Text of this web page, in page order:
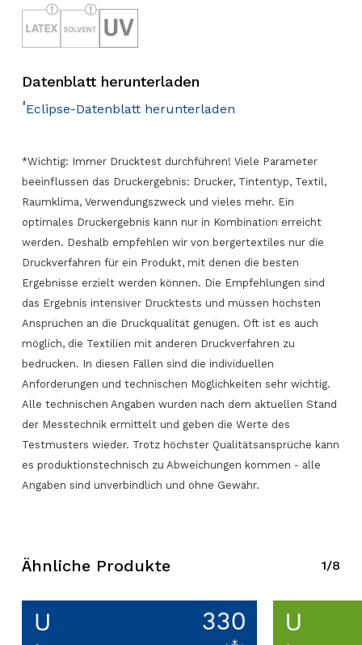
Keine Produkte in der Anfrageliste.
Zum Shop Gehen
Datenblatt herunterladen
'Eclipse-Datenblatt herunterladen
*Wichtig: Immer Drucktest durchführen! Viele Parameter
beeinflussen das Druckergebnis: Drucker, Tintentyp, Textil,
Raumklima, Verwendungszweck und vieles mehr. Ein
optimales Druckergebnis kann nur in Kombination erreicht
werden. Deshalb empfehlen wir von bergertextiles nur die
Druckverfahren für ein Produkt, mit denen die besten
Ergebnisse erzielt werden können. Die Empfehlungen sind
das Ergebnis intensiver Drucktests und müssen höchsten
Ansprüchen an die Druckqualität genügen. Oft ist es auch
möglich, die Textilien mit anderen Druckverfahren zu
bedrucken. In diesen Fällen sind die individuellen
Anforderungen und technischen Möglichkeiten sehr wichtig.
Alle technischen Angaben wurden nach dem aktuellen Stand
der Messtechnik ermittelt und geben die Werte des
Testmusters wieder. Trotz höchster Qualitätsansprüche kann
es produktionstechnisch zu Abweichungen kommen - alle
Angaben sind unverbindlich und ohne Gewähr.
Ähnliche Produkte 1/8